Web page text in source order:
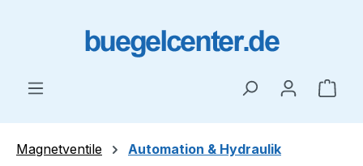
Magnetventile Automation & Hydraulik